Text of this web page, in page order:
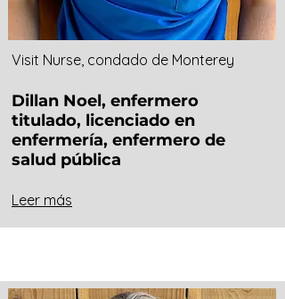
Visit Nurse, condado de Monterey
Dillan Noel, enfermero
titulado, licenciado en
enfermería, enfermero de
salud pública
Leer más